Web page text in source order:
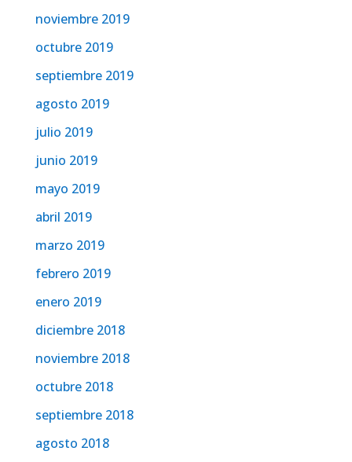
noviembre 2019
octubre 2019
septiembre 2019
agosto 2019
julio 2019
junio 2019
mayo 2019
abril 2019
marzo 2019
febrero 2019
enero 2019
diciembre 2018
noviembre 2018
octubre 2018
septiembre 2018
agosto 2018